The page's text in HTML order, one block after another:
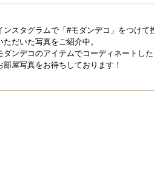
ンスタグラムで「#モダンデコ」をつけて
ただいた写真をご紹介中。
ダンデコのアイテムでコーディネートし
部屋写真をお待ちしております！